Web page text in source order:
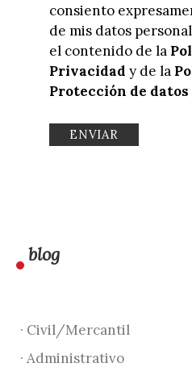
consiento
de mis datos
el contenido de la
Privacidad y de la
Protección de datos
blog
· Civil/Mercantil
· Administrativo